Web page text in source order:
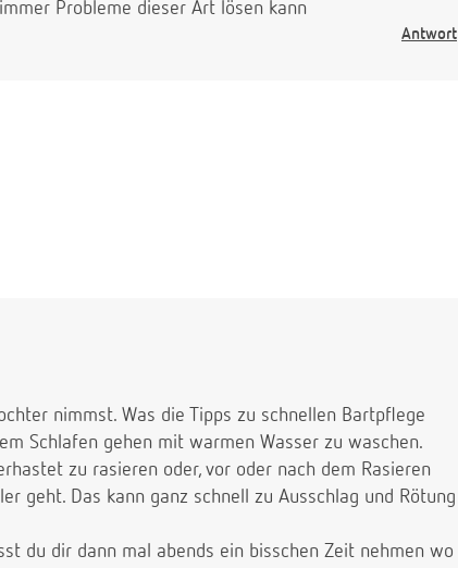
Probleme dieser Art lösen kann
Antwort
nimmst. Was die Tipps zu schnellen Bartpflege
Schlafen gehen mit warmen Wasser zu waschen.
zu rasieren oder, vor oder nach dem Rasieren
geht. Das kann ganz schnell zu Ausschlag und Rötung
du dir dann mal abends ein bisschen Zeit nehmen wo